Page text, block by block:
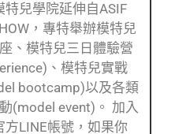
特兒學院延伸自ASIF
，專特舉辦模特兒
、模特兒三日體驗營
、模特兒實戰
bootcamp)以及各類
(model event)。 加入
方LINE帳號，如果你